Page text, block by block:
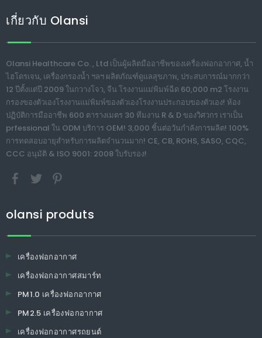
เกี่ยวกับ Olansi
Olansi Healthcare Co. , Ltd เป็นผู้ผลิตมืออาชีพของเครื่องฟอกอากาศ, น้ำ
ไฮโดรเจน, เครื่องกรองน้ำ ฯลฯ ผลิตภัณฑ์ดูแลสุขภาพ, ประสบการณ์มากกว่า
12 ปีตั้งแต่ปี 2009 ในกวางโจว, จีน โรงงานแม่พิมพ์ฉีด 60,000 m2 โรงงาน
กรองของตัวเองโรงงานแม่พิมพ์ของตัวเองโรงงานประกอบของตัวเอง! ห้อง
ปฏิบัติการมืออาชีพ 600 ตารางเมตร 30 ทีมงาน R & D ของวิศวกร เราเป็น
prfessional ใน ODM บริการ OEM! 3,000 ชิ้นต่อวันกำลังการผลิต! 100%
การทดสอบอายุสำหรับการผลิตจำนวนมาก! CE, CB, ROHS, SASO, CQC,
CCC อนุมัติ & ISO 9001: 2008 ใบรับรอง!
olansi produts
เครื่องฟอกอากาศ
เครื่องฟอกอากาศสมาร์ท
PM1.0 เครื่องฟอกอากาศ
PM2.5 เครื่องฟอกอากาศ
เครื่องฟอกอากาศรถยนต์